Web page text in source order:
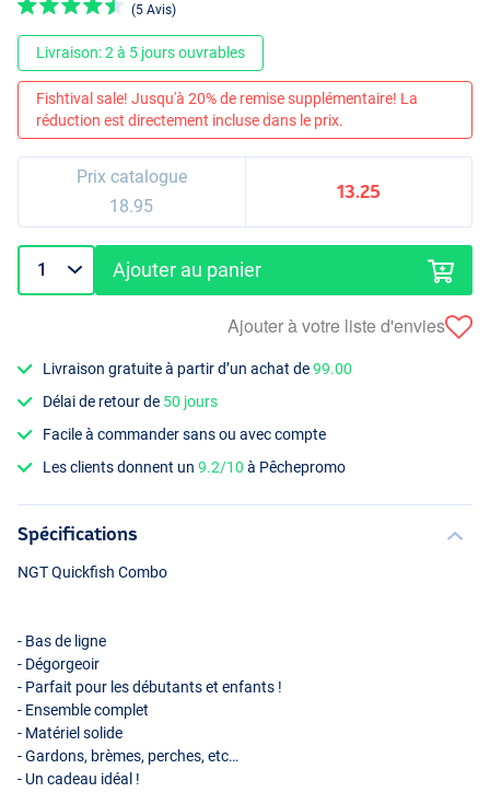
(5 Avis)
Livraison: 2 à 5 jours ouvrables
Fishtival sale! Jusqu'à 20% de remise supplémentaire! La
réduction est directement incluse dans le prix.
Prix catalogue
18.95
13.25
Ajouter au panier
Ajouter à votre liste d'envies
Livraison gratuite à partir d’un achat de99.00
Délai de retour de 50 jours
Facile à commander sans ou avec compte
Les clients donnent un9.2/10 à Pêchepromo
Spécifications
NGTQuickfish Combo
- Bas de ligne
- Dégorgeoir
- Parfait pour les débutants et enfants !
- Ensemble complet
- Matériel solide
- Gardons, brèmes, perches, etc…
- Un cadeau idéal !